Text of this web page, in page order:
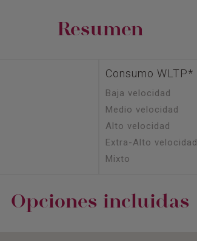
Resumen
Consumo WLTP*
Baja velocidad
Medio velocidad
Alto velocidad
Extra-Alto velocidad
Mixto
Opciones incluidas